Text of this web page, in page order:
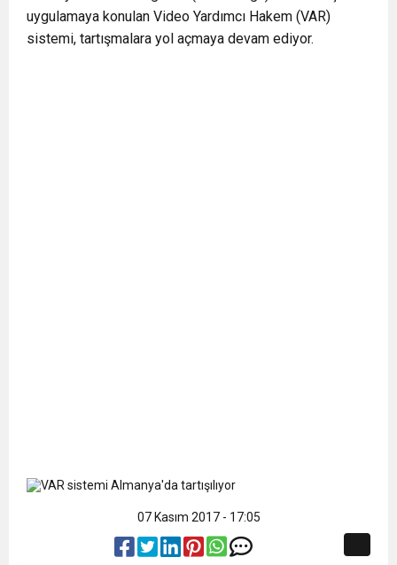
BULUŞUYOR
uygulamaya konulan Video Yardımcı Hakem (VAR)
sistemi, tartışmalara yol açmaya devam ediyor.
07 Kasım 2017 - 17:05